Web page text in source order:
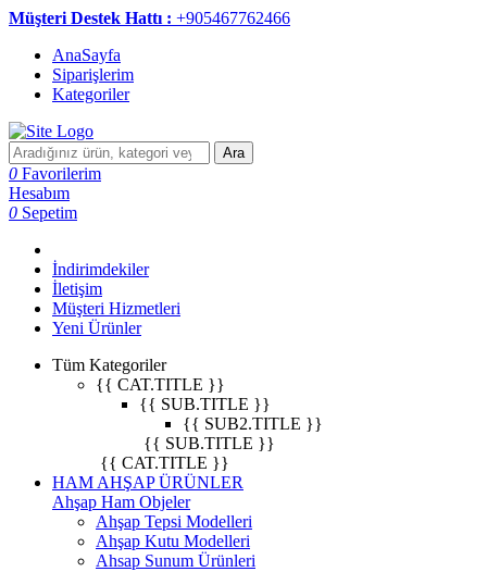
Müşteri Destek Hattı : +905467762466
AnaSayfa
Siparişlerim
Kategoriler
Ara
0 Favorilerim
Hesabım
0 Sepetim
İndirimdekiler
İletişim
Müşteri Hizmetleri
Yeni Ürünler
Tüm Kategoriler
{{ CAT.TITLE }}
{{ SUB.TITLE }}
{{ SUB2.TITLE }}
{{ SUB.TITLE }}
{{ CAT.TITLE }}
HAM AHŞAP ÜRÜNLER
Ahşap Ham Objeler
Ahşap Tepsi Modelleri
Ahşap Kutu Modelleri
Ahsap Sunum Ürünleri